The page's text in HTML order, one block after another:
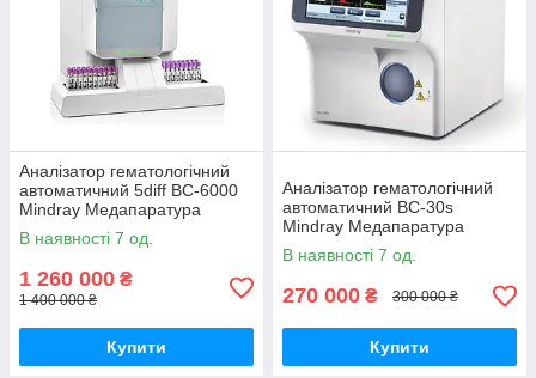
Аналізатор гематологічний
автоматичний 5diff ВС-6000
Mindray Медапаратура
В наявності 7 од.
1 260 000 ₴
1 400 000 ₴
Купити
Аналізатор гематологічний
автоматичний ВС-30s
Mindray Медапаратура
В наявності 7 од.
270 000 ₴ 300 000 ₴
Купити